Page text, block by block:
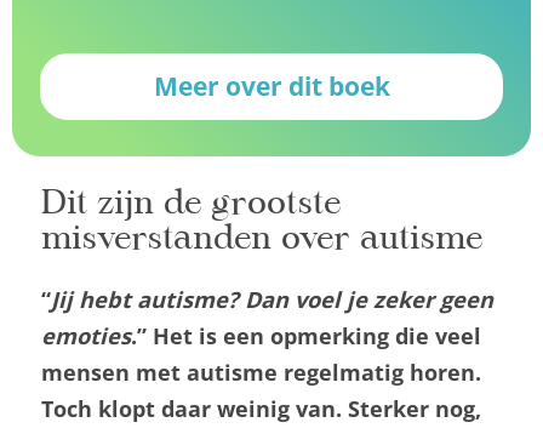
Meer over dit boek
Dit zijn de grootste
misverstanden over autisme
“Jij hebt autisme? Dan voel je zeker geen
emoties.” Het is een opmerking die veel
mensen met autisme regelmatig horen.
Toch klopt daar weinig van. Sterker nog,